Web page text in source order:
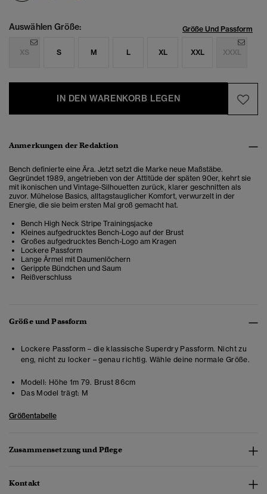
Auswählen Größe: Größe Und Passform
XS S M L XL XXL XXXL
IN DEN WARENKORB LEGEN
Anmerkungen der Redaktion
Bench definierte eine Ära. Jetzt setzt die Marke neue Maßstäbe.
Gegründet 1989, angetrieben von der Attitüde der späten 90er, kehrt sie
mit ikonischen und Vintage-Silhouetten zurück, klarer geschnitten als
zuvor. Mühelose Basics, alltagstauglicher Komfort, verwurzelt in der
Energie, die sie beim ersten Mal groß gemacht hat.
Bench High Neck Stripe Trainingsjacke
Kleines aufgedrucktes Bench-Logo auf der Brust
Großes aufgedrucktes Bench-Logo am Kragen
Lockere Passform
Lange Ärmel mit Daumenlöchern
Gerippte Bündchen und Saum
Reißverschluss
Größe und Passform
Lockere Passform – die klassische Superdry Passform. Nicht zu
eng, nicht zu locker – genau richtig. Wähle deine normale Größe.
Modell: Höhe 1m 79. Brust 86cm
Das Model trägt: M
Größentabelle
Zusammensetzung und Pflege
Kontakt